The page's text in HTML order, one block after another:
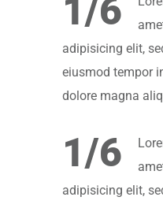
1/6
adipisicing elit,
eiusmod tempor
dolore magna
1/6
adipisicing elit,